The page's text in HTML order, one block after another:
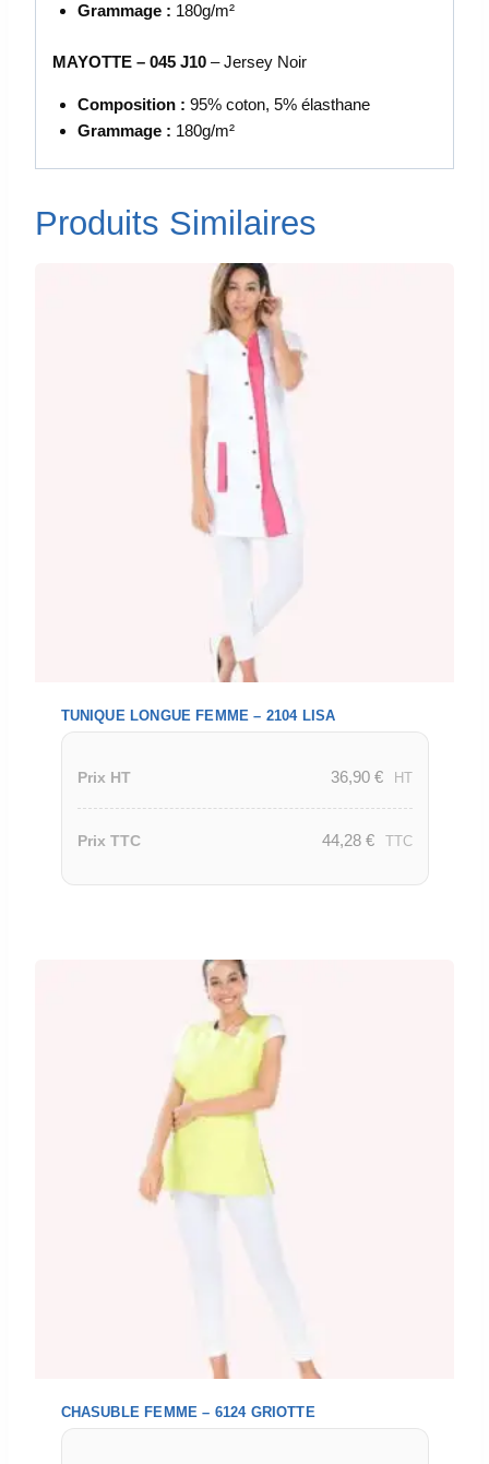
Grammage : 180g/m²
MAYOTTE – 045 J10 – Jersey Noir
Composition : 95% coton, 5% élasthane
Grammage : 180g/m²
Produits Similaires
TUNIQUE LONGUE FEMME – 2104 LISA
Prix HT 36,90 € HT
Prix TTC 44,28 € TTC
CHASUBLE FEMME – 6124 GRIOTTE